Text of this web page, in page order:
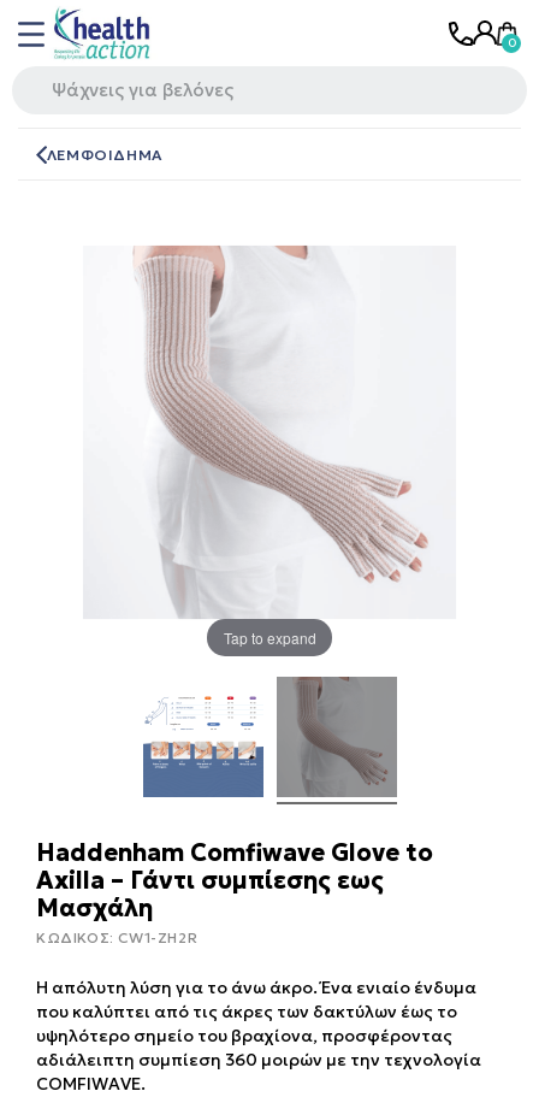
ΛΕΜΦΟΙΔΗΜΑ
Tap to expand
Haddenham Comfiwave Glove to
Axilla – Γάντι συμπίεσης εως
Μασχάλη
ΚΩΔΙΚΟΣ:CW1-ZH2R
Η απόλυτη λύση για το άνω άκρο. Ένα ενιαίο ένδυμα
που καλύπτει από τις άκρες των δακτύλων έως το
υψηλότερο σημείο του βραχίονα, προσφέροντας
αδιάλειπτη συμπίεση 360 μοιρών με την τεχνολογία
COMFIWAVE.